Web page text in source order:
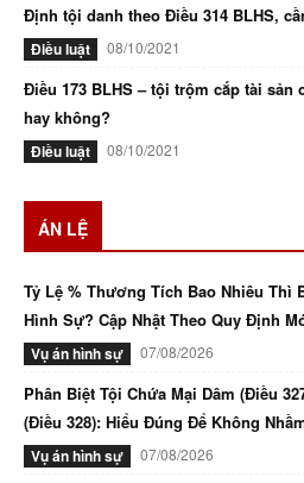
Định tội danh theo Điều 314 BLHS,
Điều luật 08/10/2021
Điều 173 BLHS – tội trộm cắp tài sản
hay không?
Điều luật 08/10/2021
ÁN LỆ
Tỷ Lệ % Thương Tích Bao Nhiêu Thì
Hình Sự? Cập Nhật Theo Quy Định
Vụ án hình sự 07/08/2026
Phân Biệt Tội Chứa Mại Dâm (Điều
(Điều 328): Hiểu Đúng Để Không
Vụ án hình sự 07/08/2026